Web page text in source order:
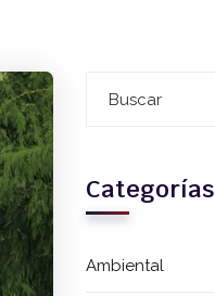
Categorías
Ambiental